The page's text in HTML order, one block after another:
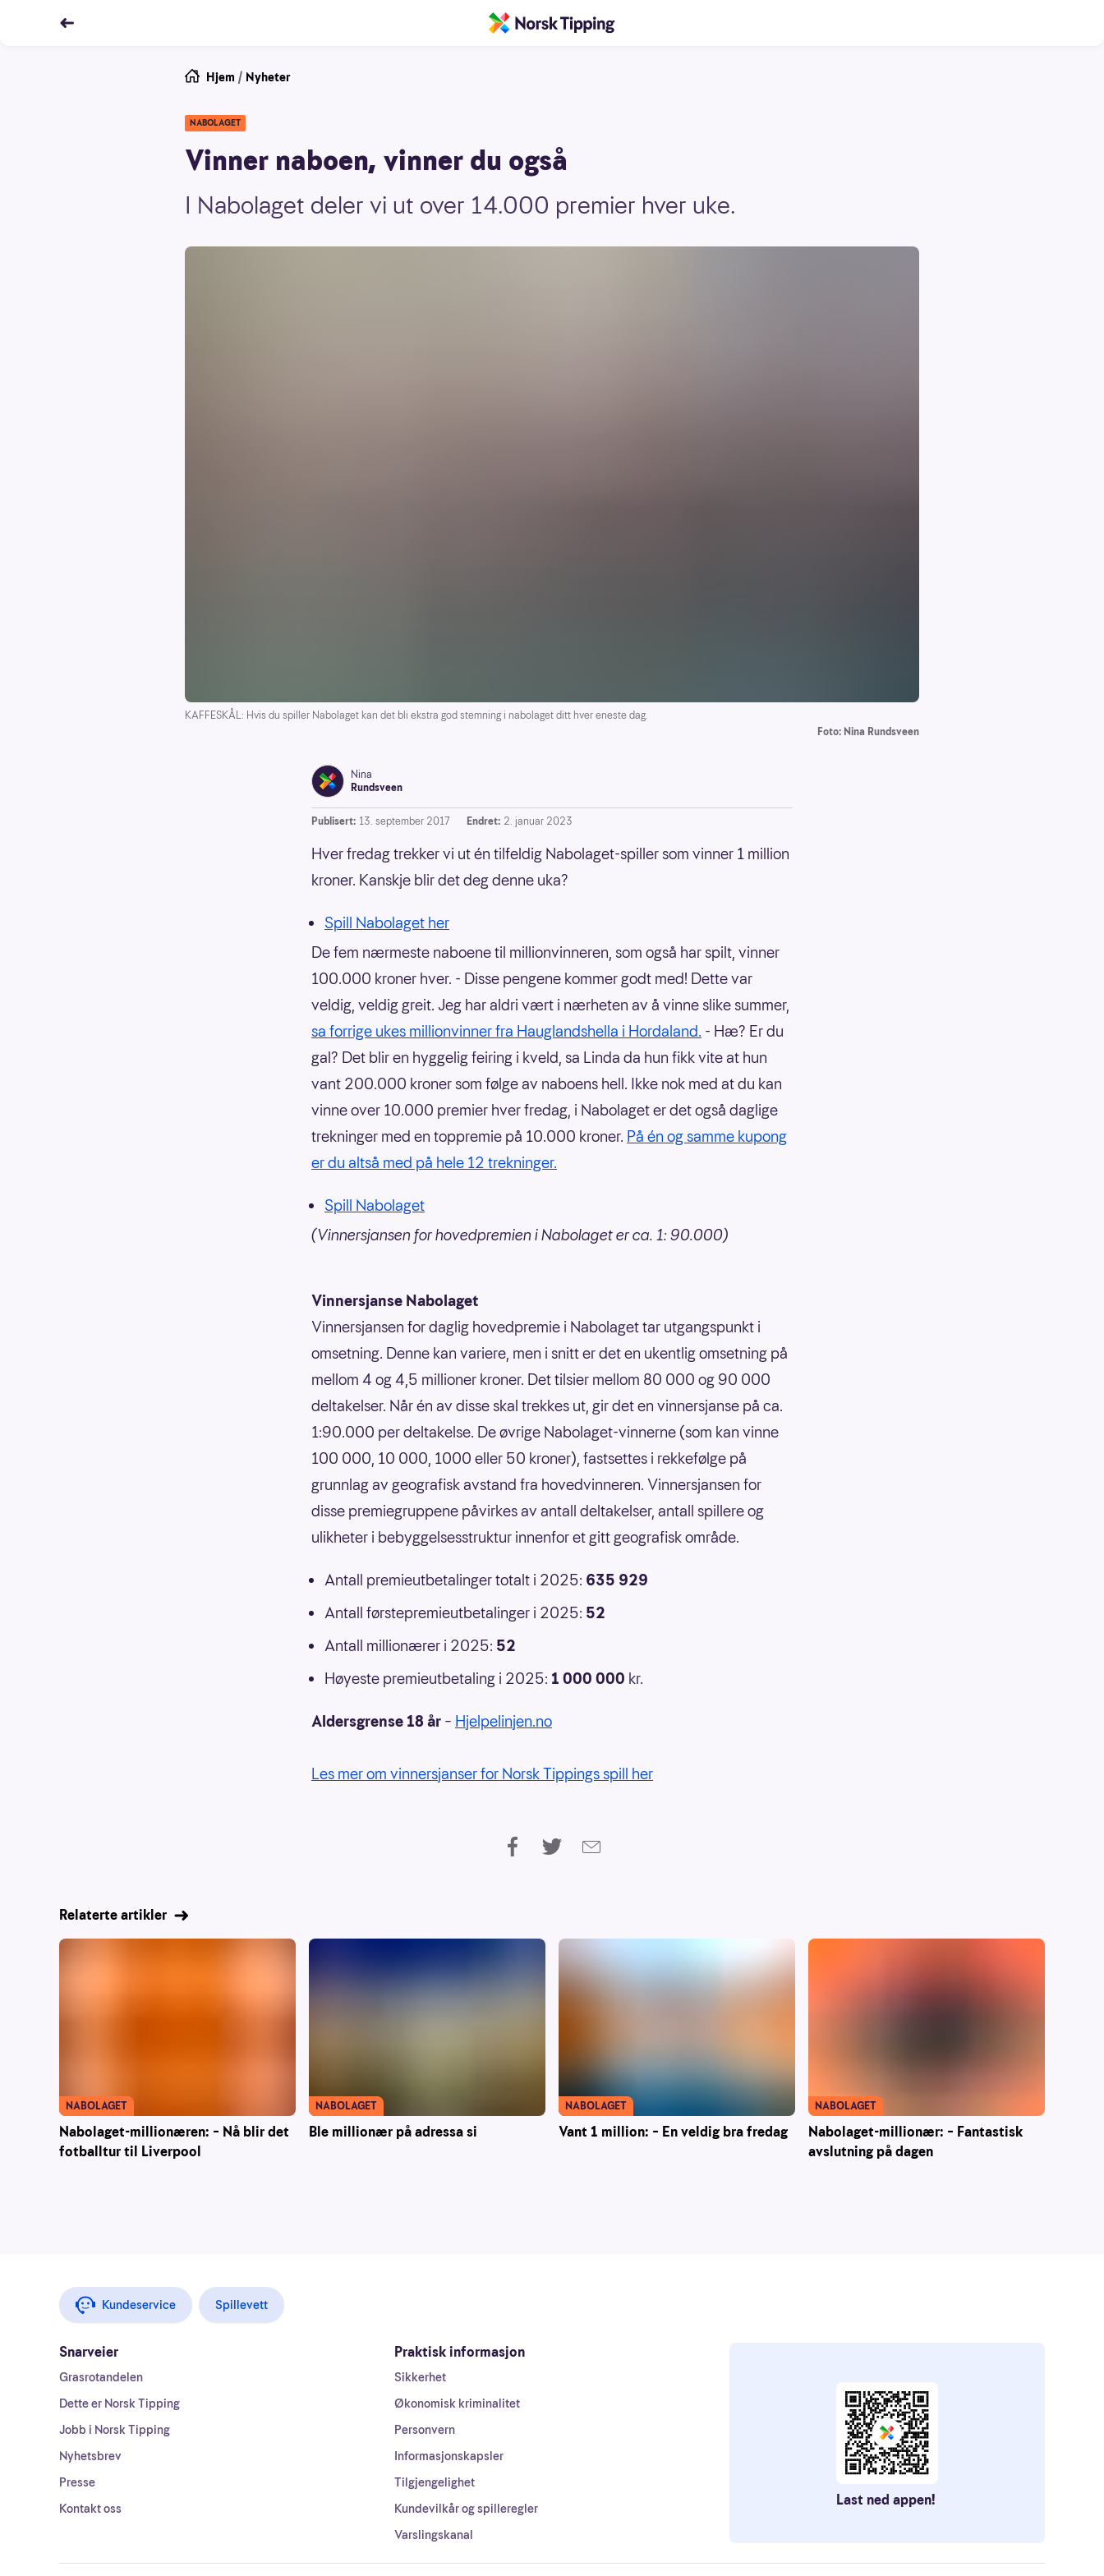
Hjem / Nyheter
NABOLAGET
Vinner naboen, vinner du også
I Nabolaget deler vi ut over 14.000 premier hver uke.
KAFFESKÅL: Hvis du spiller Nabolaget kan det bli ekstra god stemning i nabolaget ditt hver eneste dag.
Foto: Nina Rundsveen
Nina
Rundsveen
Publisert: 13. september 2017 Endret: 2. januar 2023
Hver fredag trekker vi ut én tilfeldig Nabolaget-spiller som vinner 1 million
kroner. Kanskje blir det deg denne uka?
Spill Nabolaget her
De fem nærmeste naboene til millionvinneren, som også har spilt, vinner
100.000 kroner hver. - Disse pengene kommer godt med! Dette var
veldig, veldig greit. Jeg har aldri vært i nærheten av å vinne slike summer,
sa forrige ukes millionvinner fra Hauglandshella i Hordaland. - Hæ? Er du
gal? Det blir en hyggelig feiring i kveld, sa Linda da hun fikk vite at hun
vant 200.000 kroner som følge av naboens hell. Ikke nok med at du kan
vinne over 10.000 premier hver fredag, i Nabolaget er det også daglige
trekninger med en toppremie på 10.000 kroner. På én og samme kupong
er du altså med på hele 12 trekninger.
Spill Nabolaget
(Vinnersjansen for hovedpremien i Nabolaget er ca. 1: 90.000)
Vinnersjanse Nabolaget
Vinnersjansen for daglig hovedpremie i Nabolaget tar utgangspunkt i
omsetning. Denne kan variere, men i snitt er det en ukentlig omsetning på
mellom 4 og 4,5 millioner kroner. Det tilsier mellom 80 000 og 90 000
deltakelser. Når én av disse skal trekkes ut, gir det en vinnersjanse på ca.
1:90.000 per deltakelse. De øvrige Nabolaget-vinnerne (som kan vinne
100 000, 10 000, 1000 eller 50 kroner), fastsettes i rekkefølge på
grunnlag av geografisk avstand fra hovedvinneren. Vinnersjansen for
disse premiegruppene påvirkes av antall deltakelser, antall spillere og
ulikheter i bebyggelsesstruktur innenfor et gitt geografisk område.
Antall premieutbetalinger totalt i 2025: 635 929
Antall førstepremieutbetalinger i 2025: 52
Antall millionærer i 2025: 52
Høyeste premieutbetaling i 2025: 1 000 000 kr.
Aldersgrense 18 år – Hjelpelinjen.no
Les mer om vinnersjanser for Norsk Tippings spill her
Relaterte artikler
Nabolaget-millionæren: – Nå blir det
fotballtur til Liverpool
NABOLAGET
Ble millionær på adressa si
NABOLAGET
Vant 1 million: – En veldig bra fredag
NABOLAGET
Nabolaget-millionær: – Fantastisk
avslutning på dagen
NABOLAGET
Kundeservice Spillevett
Snarveier
Grasrotandelen
Dette er Norsk Tipping
Jobb i Norsk Tipping
Nyhetsbrev
Presse
Kontakt oss
Praktisk informasjon
Sikkerhet
Økonomisk kriminalitet
Personvern
Informasjonskapsler
Tilgjengelighet
Kundevilkår og spilleregler
Varslingskanal
Last ned appen!